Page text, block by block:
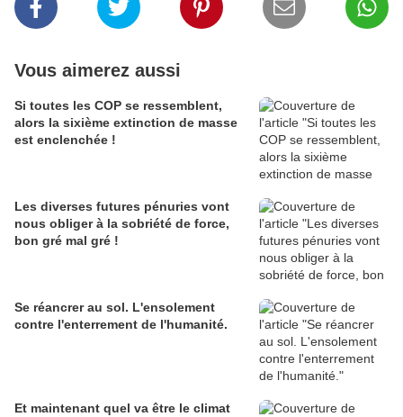
Vous aimerez aussi
Si toutes les COP se ressemblent,
alors la sixième extinction de masse
est enclenchée !
Les diverses futures pénuries vont
nous obliger à la sobriété de force,
bon gré mal gré !
Se réancrer au sol. L'ensolement
contre l'enterrement de l'humanité.
Et maintenant quel va être le climat